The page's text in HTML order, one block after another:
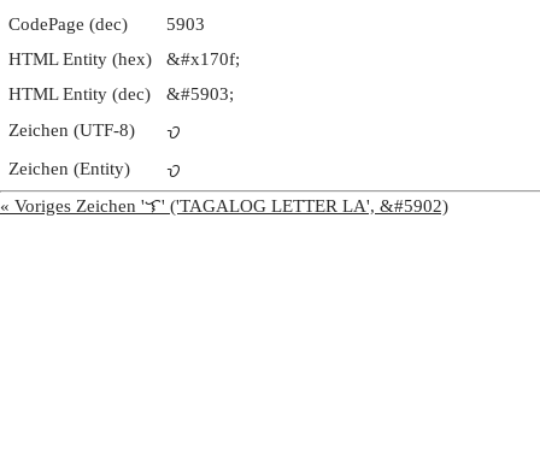
CodePage (dec)
5903
HTML Entity (hex)
&#x170f;
HTML Entity (dec)
&#5903;
Zeichen (UTF-8)
ᜏ
Zeichen (Entity)
ᜏ
« Voriges Zeichen 'ᜎ' ('TAGALOG LETTER LA', &#5902)